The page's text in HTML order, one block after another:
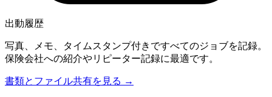
出動履歴
写真、メモ、タイムスタンプ付きですべてのジョブを記録。
保険会社への紹介やリピーター記録に最適です。
書類とファイル共有を見る →